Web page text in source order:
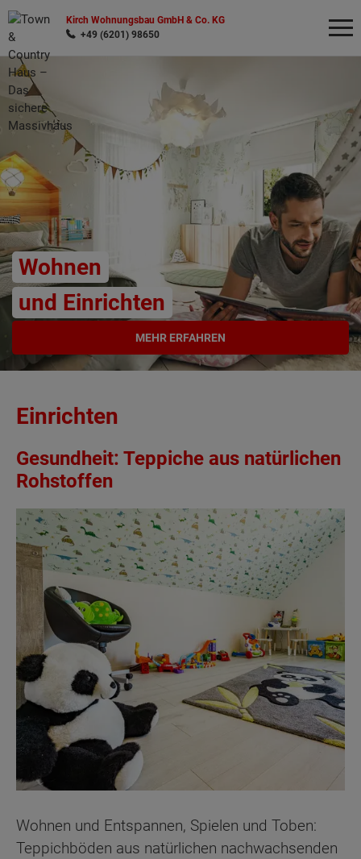
Kirch Wohnungsbau GmbH & Co. KG
+49 (6201) 98650
Wohnen
und Einrichten
MEHR ERFAHREN
Einrichten
Gesundheit: Teppiche aus natürlichen
Rohstoffen
Wohnen und Entspannen, Spielen und Toben:
Teppichböden aus natürlichen nachwachsenden
Wonach möchten Sie suchen?